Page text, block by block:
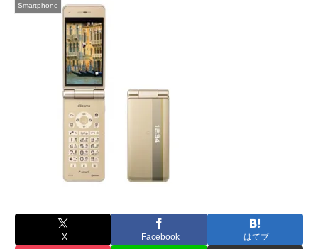
Smartphone
X Facebook はてブ